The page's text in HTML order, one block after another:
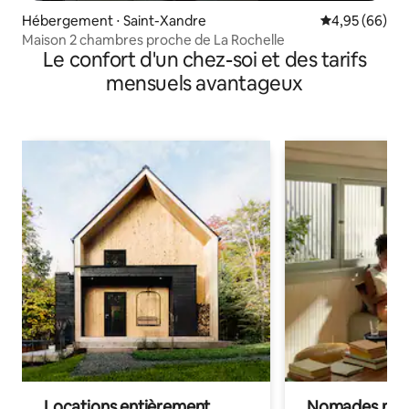
Hébergement ⋅ Saint-Xandre Évaluation
4,95 (66)
Maison 2 chambres proche de La Rochelle
Le confort d'un chez-soi et des tarifs
mensuels avantageux